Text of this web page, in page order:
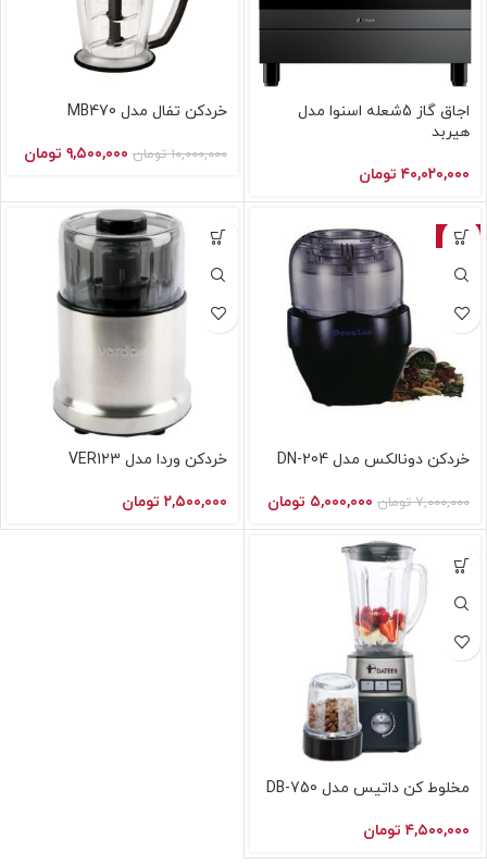
اجاق گاز 5شعله اسنوا مدل
هیربد
۴۰,۰۲۰,۰۰۰ تومان
خردکن تفال مدل MB470
۱۰,۰۰۰,۰۰۰ تومان ۹,۵۰۰,۰۰۰ تومان
-29%
خردکن دونالکس مدل DN-204
۷,۰۰۰,۰۰۰ تومان ۵,۰۰۰,۰۰۰ تومان
خردکن وردا مدل VER123
۲,۵۰۰,۰۰۰ تومان
مخلوط کن داتیس مدل DB-750
۴,۵۰۰,۰۰۰ تومان